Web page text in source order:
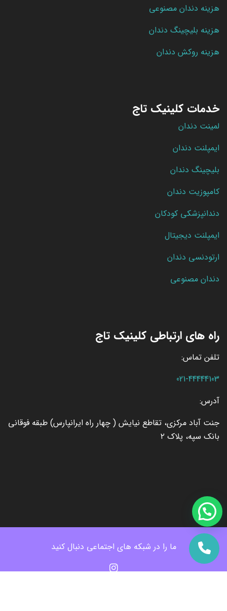
هزینه دندان مصنوعی
هزینه بلیچینگ دندان
هزینه روکش دندان
خدمات کلینیک تاج
لمینت دندان
ایمپلنت دندان
بلیچینگ دندان
کامپوزیت دندان
دندانپزشکی کودکان
ایمپلنت دیجیتال
ارتودنسی دندان
دندان مصنوعی
راه های ارتباطی کلینیک تاج
تلفن تماس:
021-44444103
آدرس:
جنت آباد مرکزی، تقاطع نیایش ( چهار راه ایرانپارس) طبقه فوقانی
بانک سپه، پلاک ۲
ما را در شبکه های اجتماعی دنبال کنید